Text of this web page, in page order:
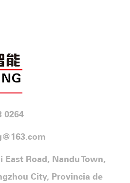
0264
East Road, Nandu Town,
City, Provincia de